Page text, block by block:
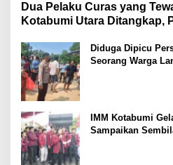
Dua Pelaku Curas yang
Kotabumi Utara Ditangkap,
Diduga Dipicu
Seorang Warga
IMM Kotabumi
Sampaikan